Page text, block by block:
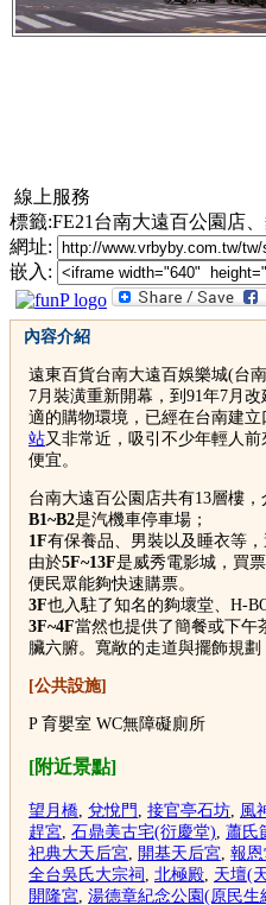
線上服務
標籤:FE21台南大遠百公園店
網址:
嵌入:
內容介紹
遠東百貨台南大遠百娛樂城(台
7月裝潢重新開幕，到91年7月
適的購物環境，已經在台南建立
站又非常近，吸引不少年輕人
便宜。
台南大遠百公園店共有13層樓，
B1~B2是汽機車停車場；
1F有保養品、男裝以及睡衣等
由於5F~13F是威秀電影城，買
便民眾能夠快速購票。
3F也入駐了知名的夠壞堂、H-
3F~4F當然也提供了簡餐或下午
臟六腑。寬敞的走道與擺飾規
[公共設施]
P 育嬰室 WC無障礙廁所
[附近景點]
望月橋 兌悅門 接官亭石坊 風
趕宮 石鼎美古宅(衍慶堂) 蕭氏
祀典大天后宮 開基天后宮 報
全台吳氏大宗祠
北極殿 天壇(
開隆宮 湯德章紀念公園(原民生